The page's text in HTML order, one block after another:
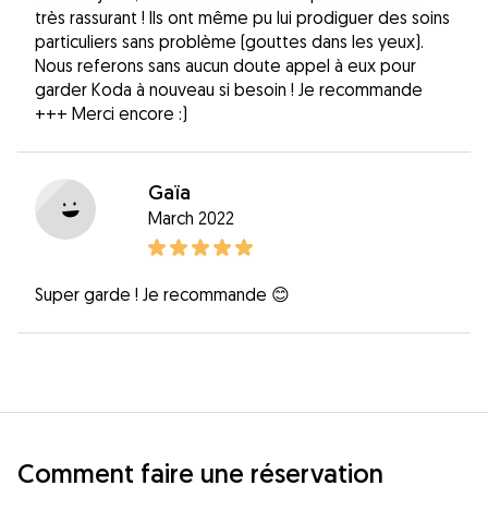
très rassurant ! Ils ont même pu lui prodiguer des soins
particuliers sans problème (gouttes dans les yeux).
Nous referons sans aucun doute appel à eux pour
garder Koda à nouveau si besoin ! Je recommande
+++ Merci encore :)
Gaïa
March 2022
Super garde ! Je recommande 😊
Comment faire une réservation